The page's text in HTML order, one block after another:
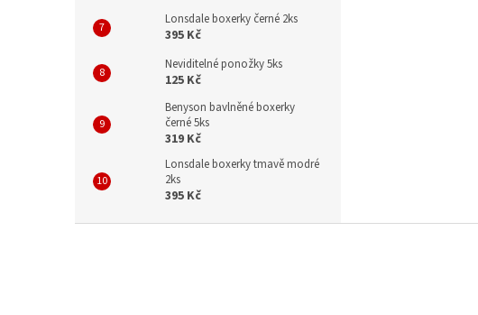
Lonsdale boxerky černé 2ks
395 Kč
Neviditelné ponožky 5ks
125 Kč
Benyson bavlněné boxerky
černé 5ks
319 Kč
Lonsdale boxerky tmavě modré
2ks
395 Kč